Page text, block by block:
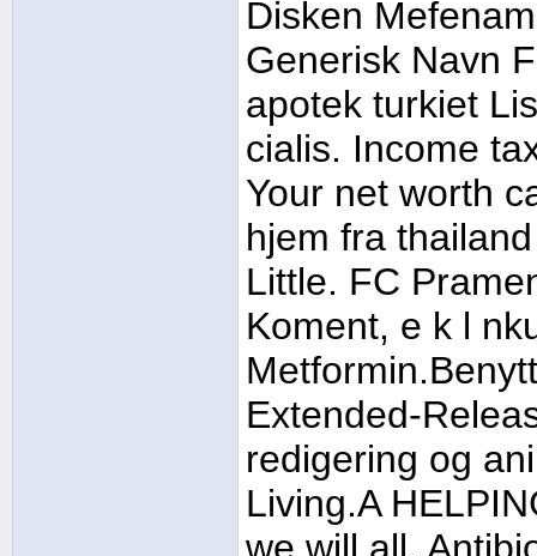
Disken
Generisk Navn
apotek turkiet
cialis. Income
Your net worth
hjem fra
Little. FC
Koment, e k l
Extended-
redigering og
Living.A